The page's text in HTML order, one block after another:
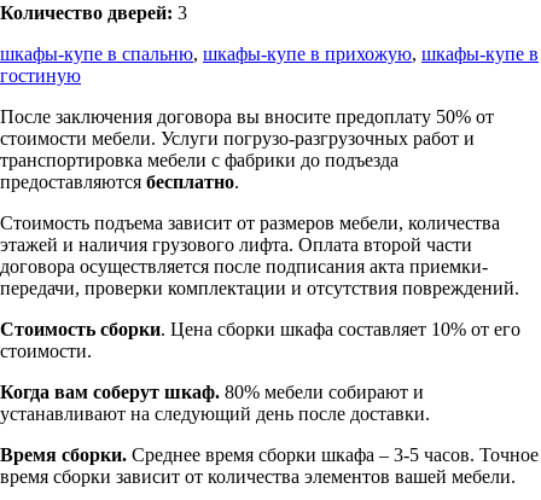
Количество дверей: 3
шкафы-купе в спальню, шкафы-купе в прихожую, шкафы-купе в
гостиную
После заключения договора вы вносите предоплату 50% от
стоимости мебели. Услуги погрузо-разгрузочных работ и
транспортировка мебели с фабрики до подъезда
предоставляются бесплатно.
Стоимость подъема зависит от размеров мебели, количества
этажей и наличия грузового лифта. Оплата второй части
договора осуществляется после подписания акта приемки-
передачи, проверки комплектации и отсутствия повреждений.
Стоимость сборки. Цена сборки шкафа составляет 10% от его
стоимости.
Когда вам соберут шкаф. 80% мебели собирают и
устанавливают на следующий день после доставки.
Время сборки. Среднее время сборки шкафа – 3-5 часов. Точное
время сборки зависит от количества элементов вашей мебели.